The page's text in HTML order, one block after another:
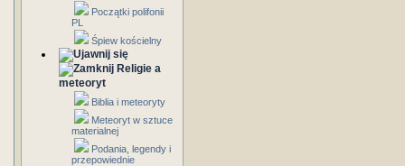
Początki polifonii
PL
Śpiew kościelny
Religie a
meteoryt
Biblia i meteoryty
Meteoryt w sztuce
materialnej
Podania, legendy i
przepowiednie